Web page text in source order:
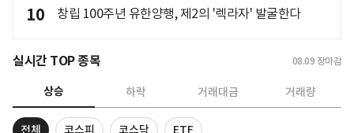
10 창립 100주년 유한양행, 제2의 '렉라자' 발굴한다
실시간 TOP 종목 08.09 장마감
상승 하락 거래대금 거래량
전체 코스피 코스닥 ETF